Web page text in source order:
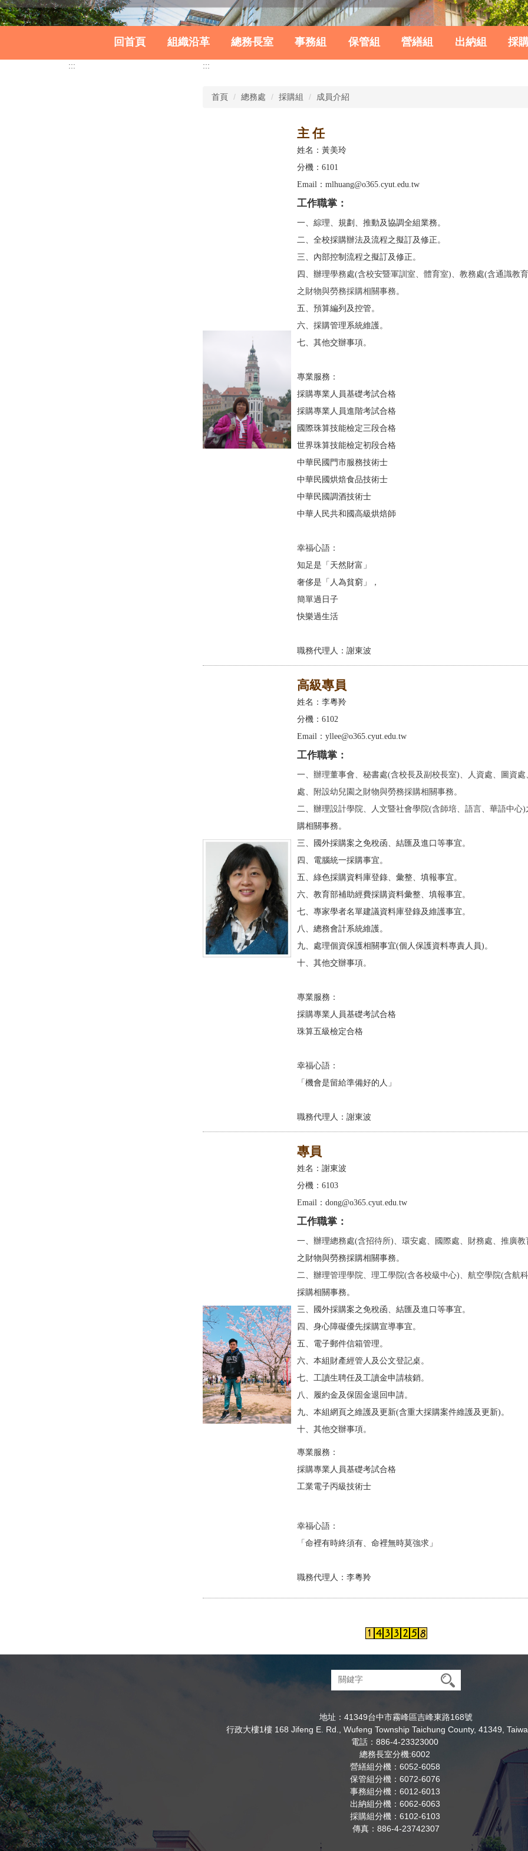
回首頁 組織沿革 總務長室 事務組 保管組 營繕組 出納組 採
::: :::
首頁 總務處 採購組 成員介紹
主 任
姓名： 黃美玲
分機：6101
Email：mlhuang@o365.cyut.edu.tw
工作職掌：
一、綜理、規劃、推動及協調全組業務。
二、全校採購辦法及流程之擬訂及修正。
三、內部控制流程之擬訂及修正。
四、辦理學務處(含校安暨軍訓室、體育室)、教務處(含通識教
之財物與勞務採購相關事務。
五、預算編列及控管。
六、採購管理系統維護。
七、其他交辦事項。
專業服務：
採購專業人員基礎考試合格
採購專業人員進階考試合格
國際珠算技能檢定三段合格
世界珠算技能檢定初段合格
中華民國門市服務技術士
中華民國烘焙食品技術士
中華民國調酒技術士
中華人民共和國高級烘焙師
幸福心語：
知足是「天然財富」
奢侈是「人為貧窮」，
簡單過日子
快樂過生活
職務代理人：謝東波
高級專員
姓名：李粵羚
分機：6102
Email：yllee@o365.cyut.edu.tw
工作職掌：
一、 辦理董事會、秘書處(含校長及副校長室)、人資處、圖資處
處、附設幼兒園 之財物與勞務採購相關事務。
二、辦理設計學院、人文暨社會學院(含師培、語言、華語中心)
購相關事務。
三、國外採購案之免稅函、結匯及進口等事宜。
四、電腦統一採購事宜。
五、綠色採購資料庫登錄、彙整、填報事宜。
六、教育部補助經費採購資料彙整、填報事宜。
七、專家學者名單建議資料庫登錄及維護事宜。
八、總務會計系統維護。
九、處理個資保護相關事宜(個人保護資料專責人員)。
十、其他交辦事項。
專業服務：
採購專業人員基礎考試合格
珠算五級檢定合格
幸福心語：
「機會是留給準備好的人」
職務代理人：謝東波
專員
姓名：謝東波
分機：6103
Email：dong@o365.cyut.edu.tw
工作職掌：
一、辦理總務處(含招待所)、環安處、國際處、財務處、推廣
之財物與勞務採購相關事務。
二、辦理管理學院、理工學院(含各校級中心)、航空學院(含航
採購相關事務。
三、國外採購案之免稅函、結匯及進口等事宜。
四、身心障礙優先採購宣導事宜。
五、電子郵件信箱管理。
六、本組財產經管人及公文登記桌。
七、工讀生聘任及工讀金申請核銷。
八、履約金及保固金退回申請。
九、本組網頁之維護及更新(含重大採購案件維護及更新)。
十、其他交辦事項。
專業服務：
採購專業人員基礎考試合格
工業電子丙級技術士
幸福心語：
「命裡有時終須有、命裡無時莫強求」
職務代理人：李粵羚
地址：41349台中市霧峰區吉峰東路168號
行政大樓1樓 168 Jifeng E. Rd., Wufeng Township Taichung County, 41349,
電話：886-4-23323000
總務長室分機:6002
營繕組分機：6052-6058
保管組分機：6072-6076
事務組分機：6012-6013
出納組分機：6062-6063
採購組分機：6102-6103
傳真：886-4-23742307